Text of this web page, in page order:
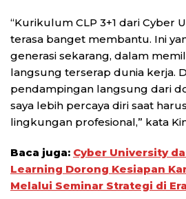
“Kurikulum CLP 3+1 dari Cyber
terasa banget membantu. Ini
generasi sekarang, dalam
langsung terserap dunia kerja.
pendampingan langsung dari
saya lebih percaya diri saat
lingkungan profesional,” kata
Baca juga: Cyber University
Learning Dorong Kesiapan
Melalui Seminar Strategi di